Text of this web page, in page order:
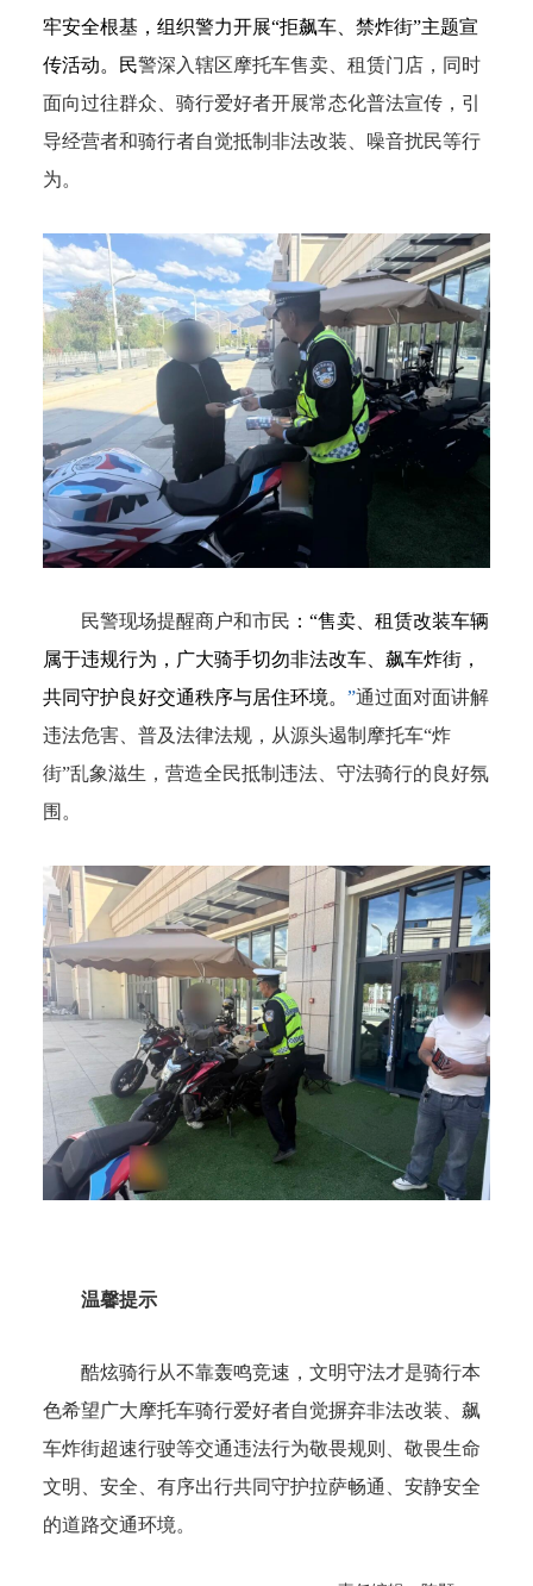
牢安全根基，组织警力开展“拒飙车、禁炸街”主题宣
传活动。 民警深入辖区摩托车售卖、租赁门店，同时
面向过往群众、骑行爱好者开展常态化普法宣传，引
导经营者和骑行者自觉抵制非法改装、噪音扰民等行
为。
民警现场提醒商户和市民 ：“售卖、租赁改装车辆
属于违规行为，广大骑手切勿非法改车、飙车炸街，
共同守护良好交通秩序与居住环境。”通过面对面讲解
违法危害、普及法律法规，从源头遏制摩托车“炸
街”乱象滋生，营造全民抵制违法、守法骑行的良好氛
围。
温馨提示
酷炫骑行从不靠轰鸣竞速 ，文明守法才是骑行本
色希望广大摩托车骑行爱好者自觉摒弃非法改装、飙
车炸街超速行驶等交通违法行为敬畏规则、敬畏生命
文明、安全、有序出行共同守护拉萨畅通、安静安全
的道路交通环境。